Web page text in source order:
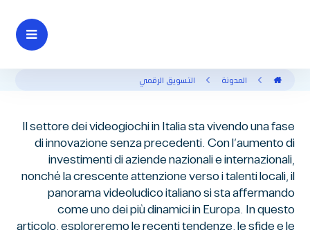
المدونة التسويق الرقمي
Il settore dei videogiochi in Italia sta vivendo una fase
di innovazione senza precedenti. Con l’aumento di
investimenti di aziende nazionali e internazionali,
nonché la crescente attenzione verso i talenti locali, il
panorama videoludico italiano si sta affermando
come uno dei più dinamici in Europa. In questo